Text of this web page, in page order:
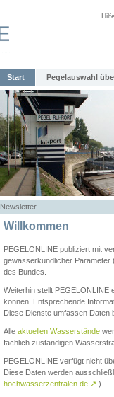
Hilfe
Start Pegelauswahl
Newsletter
Willkommen
PEGELONLINE publiziert mit
gewässerkundlicher
des Bundes.
Weiterhin stellt PEGELONLINE
können. Entsprechende
Diese Dienste umfassen Daten
Alle aktuellen Wasserstände
fachlich zuständigen
PEGELONLINE verfügt nicht
Diese Daten werden
hochwasserzentralen.de ↗ ).